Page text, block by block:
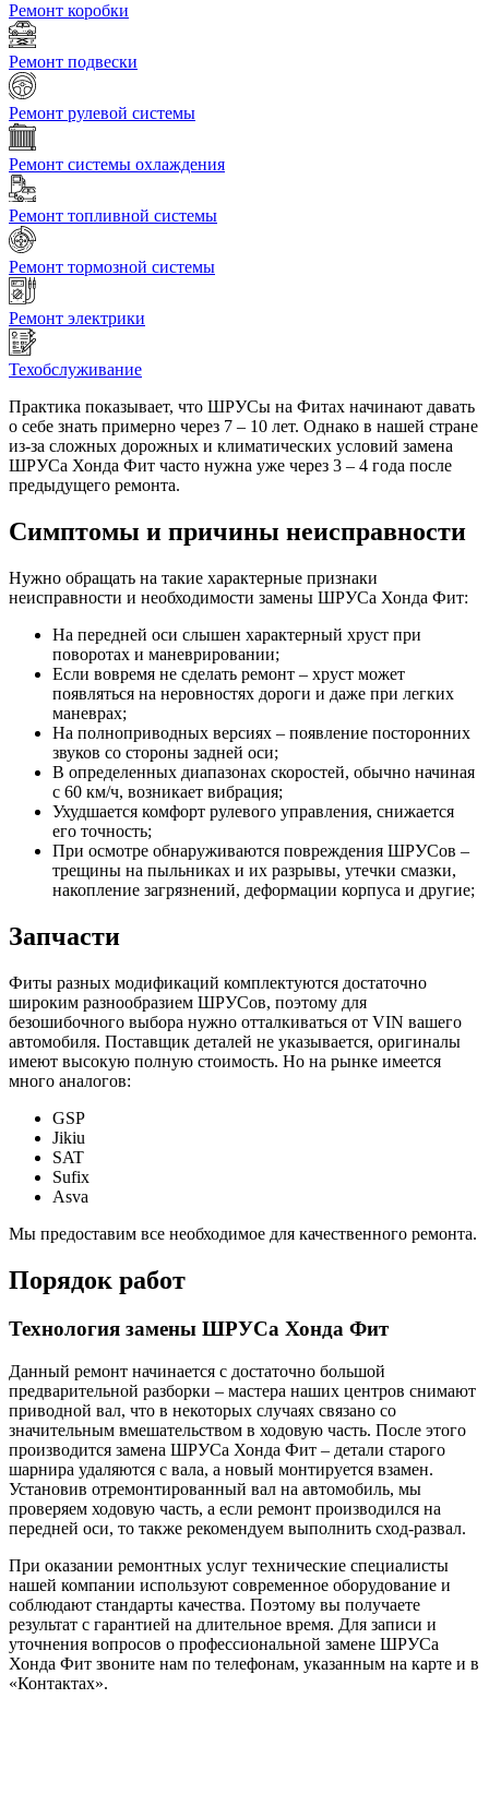
Ремонт коробки
Ремонт подвески
Ремонт рулевой системы
Ремонт системы охлаждения
Ремонт топливной системы
Ремонт тормозной системы
Ремонт электрики
Техобслуживание
Практика показывает, что ШРУСы на Фитах начинают давать
о себе знать примерно через 7 – 10 лет. Однако в нашей стране
из-за сложных дорожных и климатических условий замена
ШРУСа Хонда Фит часто нужна уже через 3 – 4 года после
предыдущего ремонта.
Симптомы и причины неисправности
Нужно обращать на такие характерные признаки
неисправности и необходимости замены ШРУСа Хонда Фит:
На передней оси слышен характерный хруст при
поворотах и маневрировании;
Если вовремя не сделать ремонт – хруст может
появляться на неровностях дороги и даже при легких
маневрах;
На полноприводных версиях – появление посторонних
звуков со стороны задней оси;
В определенных диапазонах скоростей, обычно начиная
с 60 км/ч, возникает вибрация;
Ухудшается комфорт рулевого управления, снижается
его точность;
При осмотре обнаруживаются повреждения ШРУСов –
трещины на пыльниках и их разрывы, утечки смазки,
накопление загрязнений, деформации корпуса и другие;
Запчасти
Фиты разных модификаций комплектуются достаточно
широким разнообразием ШРУСов, поэтому для
безошибочного выбора нужно отталкиваться от VIN вашего
автомобиля. Поставщик деталей не указывается, оригиналы
имеют высокую полную стоимость. Но на рынке имеется
много аналогов:
GSP
Jikiu
SAT
Sufix
Asva
Мы предоставим все необходимое для качественного ремонта.
Порядок работ
Технология замены ШРУСа Хонда Фит
Данный ремонт начинается с достаточно большой
предварительной разборки – мастера наших центров снимают
приводной вал, что в некоторых случаях связано со
значительным вмешательством в ходовую часть. После этого
производится замена ШРУСа Хонда Фит – детали старого
шарнира удаляются с вала, а новый монтируется взамен.
Установив отремонтированный вал на автомобиль, мы
проверяем ходовую часть, а если ремонт производился на
передней оси, то также рекомендуем выполнить сход-развал.
При оказании ремонтных услуг технические специалисты
нашей компании используют современное оборудование и
соблюдают стандарты качества. Поэтому вы получаете
результат с гарантией на длительное время. Для записи и
уточнения вопросов о профессиональной замене ШРУСа
Хонда Фит звоните нам по телефонам, указанным на карте и в
«Контактах».